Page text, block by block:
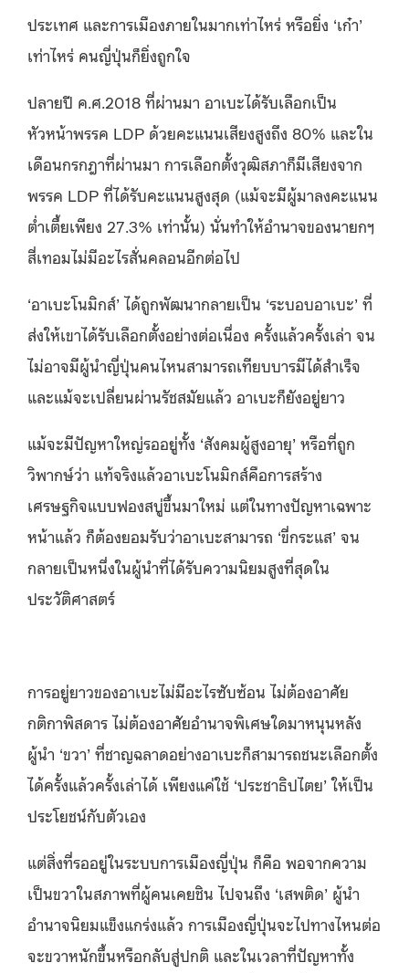
ประเทศ และการเมืองภายในมากเท่าไหร่ หรือยิ่ง ‘เก๋า’
เท่าไหร่ คนญี่ปุ่นก็ยิ่งถูกใจ
ปลายปี ค.ศ.2018 ที่ผ่านมา อาเบะได้รับเลือกเป็น
หัวหน้าพรรค LDP ด้วยคะแนนเสียงสูงถึง 80% และใน
เดือนกรกฎาที่ผ่านมา การเลือกตั้งวุฒิสภาก็มีเสียงจาก
พรรค LDP ที่ได้รับคะแนนสูงสุด (แม้จะมีผู้มาลงคะแนน
ต่ำเตี้ยเพียง 27.3% เท่านั้น) นั่นทำให้อำนาจของนายกฯ
สี่เทอมไม่มีอะไรสั่นคลอนอีกต่อไป
‘อาเบะโนมิกส์’ ได้ถูกพัฒนากลายเป็น ‘ระบอบอาเบะ’ ที่
ส่งให้เขาได้รับเลือกตั้งอย่างต่อเนื่อง ครั้งแล้วครั้งเล่า จน
ไม่อาจมีผู้นำญี่ปุ่นคนไหนสามารถเทียบบารมีได้สำเร็จ
และแม้จะเปลี่ยนผ่านรัชสมัยแล้ว อาเบะก็ยังอยู่ยาว
แม้จะมีปัญหาใหญ่รออยู่ทั้ง ‘สังคมผู้สูงอายุ’ หรือที่ถูก
วิพากษ์ว่า แท้จริงแล้วอาเบะโนมิกส์คือการสร้าง
เศรษฐกิจแบบฟองสบู่ขึ้นมาใหม่ แต่ในทางปัญหาเฉพาะ
หน้าแล้ว ก็ต้องยอมรับว่าอาเบะสามารถ ‘ขี่กระแส’ จน
กลายเป็นหนึ่งในผู้นำที่ได้รับความนิยมสูงที่สุดใน
ประวัติศาสตร์
การอยู่ยาวของอาเบะไม่มีอะไรซับซ้อน ไม่ต้องอาศัย
กติกาพิสดาร ไม่ต้องอาศัยอำนาจพิเศษใดมาหนุนหลัง
ผู้นำ ‘ขวา’ ที่ชาญฉลาดอย่างอาเบะก็สามารถชนะเลือกตั้ง
ได้ครั้งแล้วครั้งเล่าได้ เพียงแค่ใช้ ‘ประชาธิปไตย’ ให้เป็น
ประโยชน์กับตัวเอง
แต่สิ่งที่รออยู่ในระบบการเมืองญี่ปุ่น ก็คือ พอจากความ
เป็นขวาในสภาพที่ผู้คนเคยชิน ไปจนถึง ‘เสพติด’ ผู้นำ
อำนาจนิยมแข็งแกร่งแล้ว การเมืองญี่ปุ่นจะไปทางไหนต่อ
จะขวาหนักขึ้นหรือกลับสู่ปกติ และในเวลาที่ปัญหาทั้ง